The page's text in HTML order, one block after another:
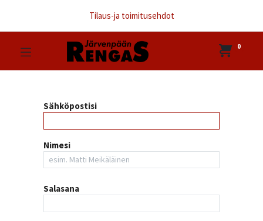
Tilaus-ja toimitusehdot
0
Sähköpostisi
Nimesi
Salasana